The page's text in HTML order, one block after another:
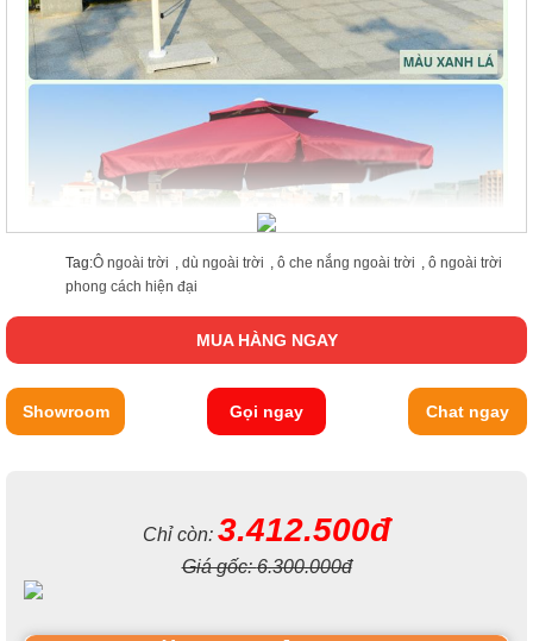
Tag:Ô ngoài trời , dù ngoài trời , ô che nắng ngoài trời , ô ngoài trời
phong cách hiện đại
MUA HÀNG NGAY
Showroom Gọi ngay Chat ngay
Chỉ còn: 3.412.500đ
Giá gốc:6.300.000đ